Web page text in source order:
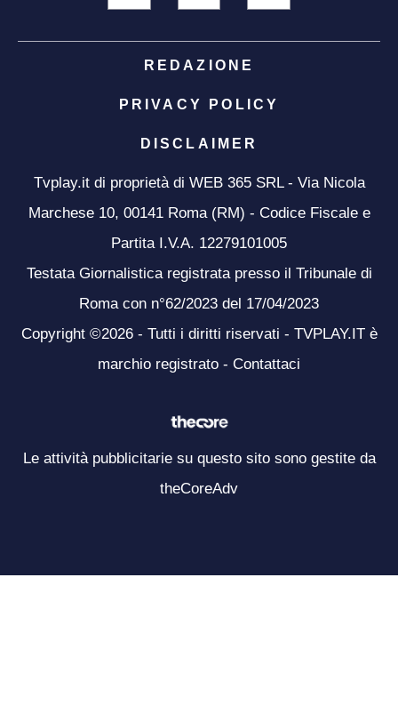
REDAZIONE
PRIVACY POLICY
DISCLAIMER
Tvplay.it di proprietà di WEB 365 SRL - Via Nicola
Marchese 10, 00141 Roma (RM) - Codice Fiscale e
Partita I.V.A. 12279101005
Testata Giornalistica registrata presso il Tribunale di
Roma con n°62/2023 del 17/04/2023
Copyright ©2026 - Tutti i diritti riservati - TVPLAY.IT è
marchio registrato - Contattaci
Le attività pubblicitarie su questo sito sono gestite da
theCoreAdv